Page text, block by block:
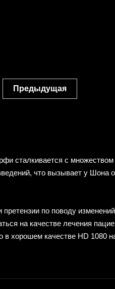
Предыдущая
сталкивается с
что вызывает у
по поводу
на качестве лечения
хорошем качестве HD 1080